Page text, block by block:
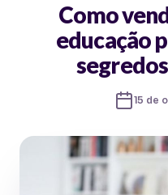
Como
educação
15 de